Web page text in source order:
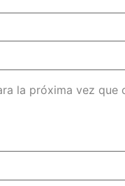
la próxima vez que